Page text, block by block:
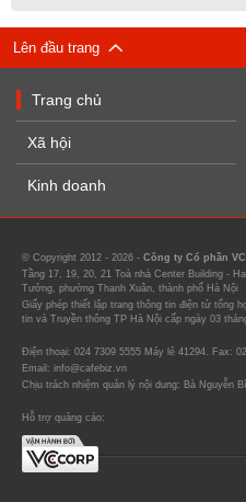
Lên đầu trang
Trang chủ
Xã hội
Kinh doanh
© Copyright 2012 - 2026 - Công ty Cổ phần
Tầng 17, 19, 20, 21 Toà nhà Center Building -
Tưởng, phường Thanh Xuân, thành phố Hà Nội
Giấy phép thiết lập trang thông tin điện tử tổng
tin và Truyền thông TP Hà Nội cấp ngày 03
Điện thoại: 024 7309 5555 Máy lẻ 41294. Fax:
Email: info@cafebiz.vn
Chịu trách nhiệm quản lý nội dung: Bà Nguyễn
Hỗ trợ quảng cáo: